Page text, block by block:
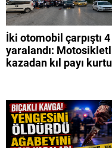
İki otomobil çarpıştı
yaralandı:
kazadan kıl payı